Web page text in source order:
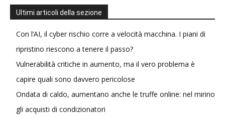
Ultimi articoli della sezione
Con l’AI, il cyber rischio corre a velocità macchina. I piani di
ripristino riescono a tenere il passo?
Vulnerabilità critiche in aumento, ma il vero problema è
capire quali sono davvero pericolose
Ondata di caldo, aumentano anche le truffe online: nel mirino
gli acquisti di condizionatori